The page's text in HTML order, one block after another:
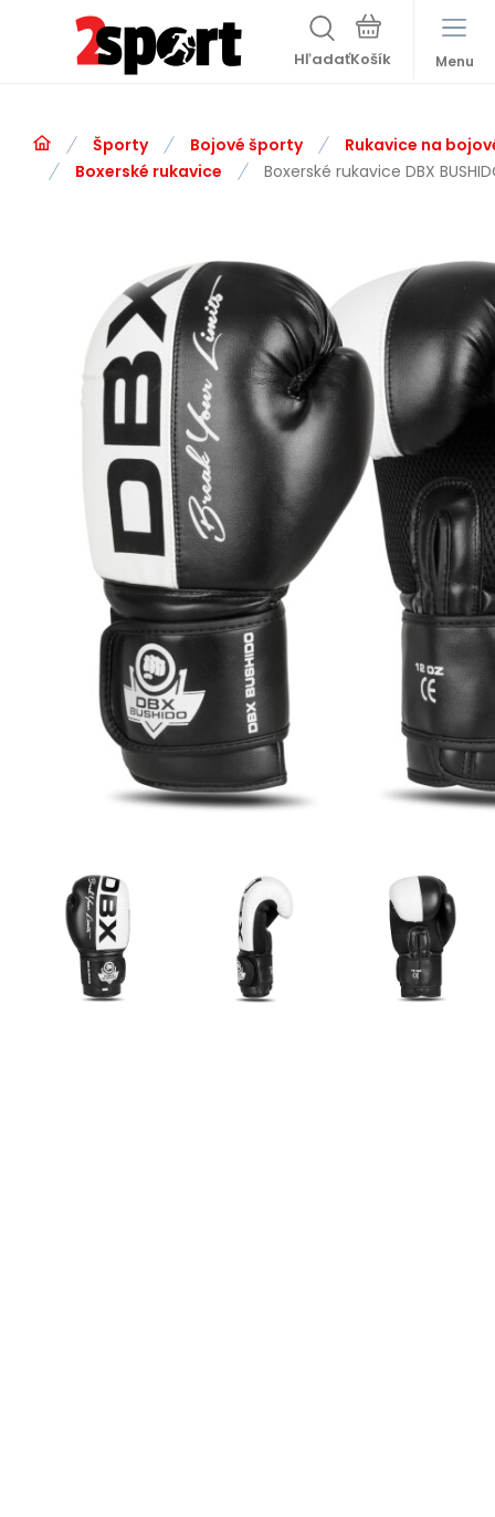
Hľadať Menu
Športy Bojové športy
Rukavice na
Boxerské rukavice
Boxerské rukavice DBX